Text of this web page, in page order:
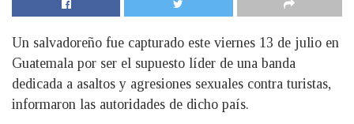
Un salvadoreño fue capturado este viernes 13 de julio en
Guatemala por ser el supuesto líder de una banda
dedicada a asaltos y agresiones sexuales contra turistas,
informaron las autoridades de dicho país.